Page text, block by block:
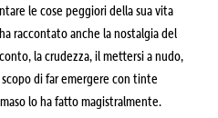
le cose peggiori della sua vita
raccontato anche la nostalgia del
la crudezza, il mettersi a nudo,
di far emergere con tinte
lo ha fatto magistralmente.